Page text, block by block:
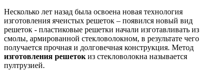
Несколько лет назад была освоена новая технология
изготовления ячеистых решеток – появился новый вид
решеток - пластиковые решетки начали изготавливать из
смолы, армированной стекловолокном, в результате чего
получается прочная и долговечная конструкция. Метод
изготовления решетокиз стекловолокна называется
пултрузией.